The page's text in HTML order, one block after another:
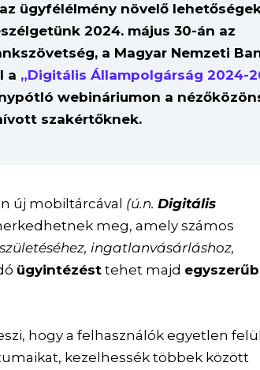
ügyfélélmény növelő
2024. május 30-án az
a Magyar Nemzeti
a „Digitális Állampolgárság 2024-
webináriumon a
szakértőknek.
új mobiltárcával (ú.n.Digitális
meg, amely számos
ingatlanvásárláshoz,
ügyintézést tehet majd
hogy a felhasználók egyetlen
kezelhessék többek között